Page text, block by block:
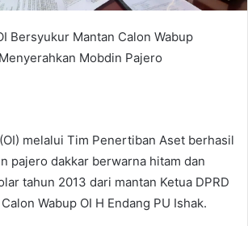
Bersyukur Mantan Calon Wabup
Mobdin Pajero
melalui Tim Penertiban Aset berhasil
pajero dakkar berwarna hitam dan
tahun 2013 dari mantan Ketua DPRD
Wabup OI H Endang PU Ishak.